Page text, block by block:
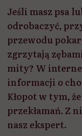
Jeśli masz psa
odrobaczyć,
przewodu
zgrzytają
mity? W
informacji o
Kłopot w tym,
przekłamań. Z
nasz ekspert.